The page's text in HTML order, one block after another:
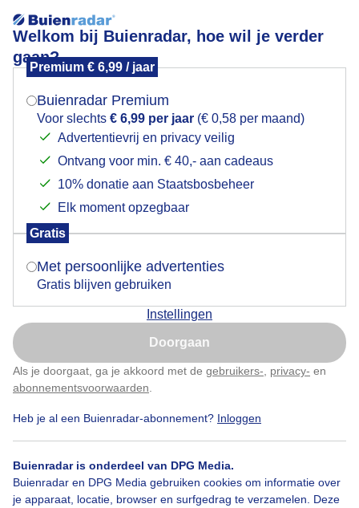
Welkom bij Buienradar, hoe wil je verder
gaan?
Premium € 6,99 / jaar
Buienradar Premium
Voor slechts € 6,99 per jaar (€ 0,58 per maand)
Advertentievrij en privacy veilig
Ontvang voor min. € 40,- aan cadeaus
10% donatie aan Staatsbosbeheer
Elk moment opzegbaar
Gratis
Met persoonlijke advertenties
Gratis blijven gebruiken
Instellingen
Doorgaan
Als je doorgaat, ga je akkoord met de gebruikers- privacy- en
abonnementsvoorwaarden
Heb je al een Buienradar-abonnement? Inloggen
Buienradar is onderdeel van DPG Media.
Buienradar en DPG Media gebruiken cookies om informatie over
je apparaat, locatie, browser en surfgedrag te verzamelen. Deze
wisseld weer..ene moment veel blauwe lucht en
wolken,dan weer paar donkere wolken...
veel wind..
Mogen we je locatie gebruiken voor het
Indien je hier nog geen akkoord op hebt gegeven,
verschijnt er zo een pop-up uit je browser waarin
Is goed, toon de popup
Nu niet, misschien later
Klik hierom dit aan te passen